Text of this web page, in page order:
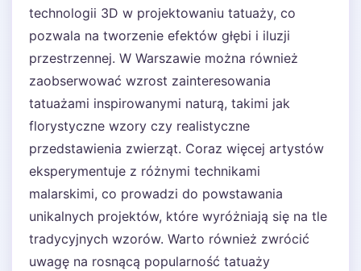
technologii 3D w projektowaniu tatuaży, co
pozwala na tworzenie efektów głębi i iluzji
przestrzennej. W Warszawie można również
zaobserwować wzrost zainteresowania
tatuażami inspirowanymi naturą, takimi jak
florystyczne wzory czy realistyczne
przedstawienia zwierząt. Coraz więcej artystów
eksperymentuje z różnymi technikami
malarskimi, co prowadzi do powstawania
unikalnych projektów, które wyróżniają się na tle
tradycyjnych wzorów. Warto również zwrócić
uwagę na rosnącą popularność tatuaży